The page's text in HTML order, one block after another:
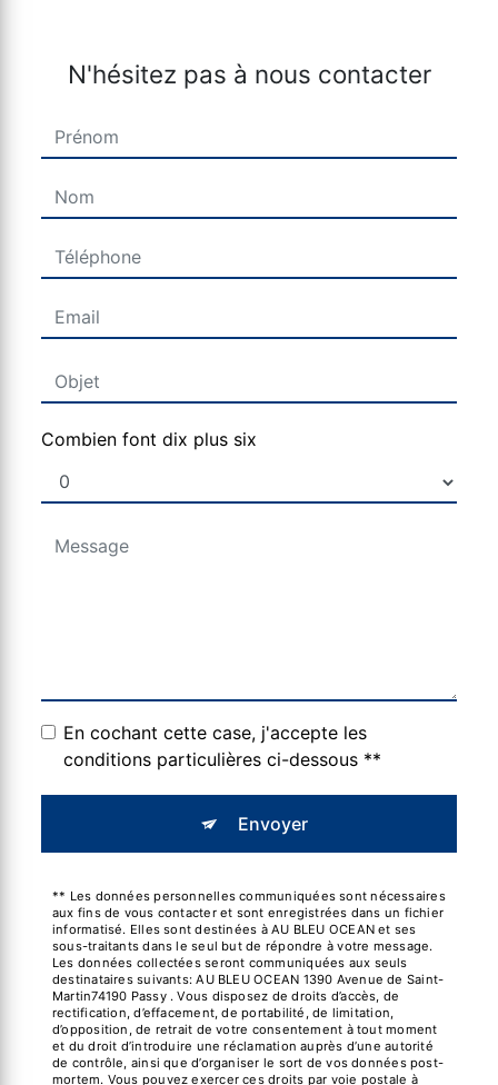
N'hésitez pas à nous contacter
Combien font dix plus six
En cochant cette case, j'accepte les
conditions particulières ci-dessous **
Envoyer
** Les données personnelles communiquées sont nécessaires
aux fins de vous contacter et sont enregistrées dans un fichier
informatisé. Elles sont destinées à AU BLEU OCEAN et ses
sous-traitants dans le seul but de répondre à votre message.
Les données collectées seront communiquées aux seuls
destinataires suivants: AU BLEU OCEAN 1390 Avenue de Saint-
Martin74190 Passy . Vous disposez de droits d’accès, de
rectification, d’effacement, de portabilité, de limitation,
d’opposition, de retrait de votre consentement à tout moment
et du droit d’introduire une réclamation auprès d’une autorité
de contrôle, ainsi que d’organiser le sort de vos données post-
mortem. Vous pouvez exercer ces droits par voie postale à